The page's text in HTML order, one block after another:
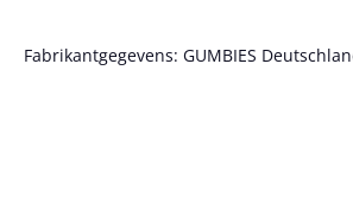
Fabrikantgegevens: GUMBIES